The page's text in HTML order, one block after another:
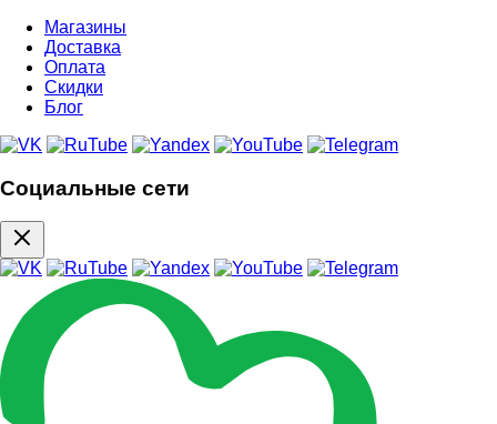
Магазины
Доставка
Оплата
Скидки
Блог
Социальные сети